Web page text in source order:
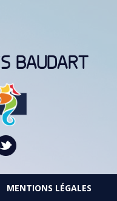
BAUDART
MENTIONS LÉGALES